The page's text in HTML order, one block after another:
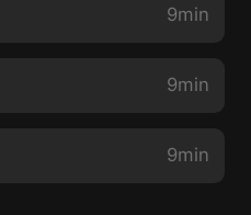
9min
9min
9min